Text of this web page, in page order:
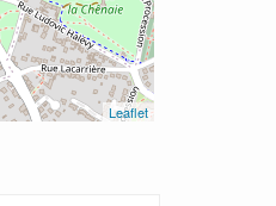
Leaflet